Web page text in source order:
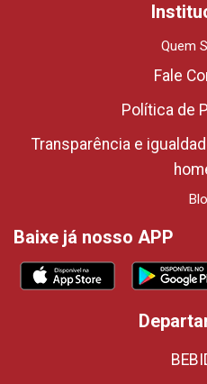
Quem
Fale
Política de
Transparência e
Baixe já nosso APP